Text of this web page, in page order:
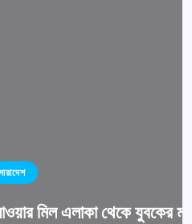
মিল এলাকা থেকে যুবকের